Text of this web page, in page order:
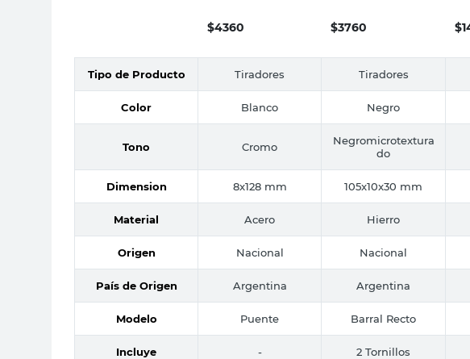
$4360 $3760 $
Tipo de Producto Tiradores Tiradores
Color Blanco Negro
Tono Cromo
Negromicrotextura
do
Dimension 8x128 mm 105x10x30 mm
Material Acero Hierro
Origen Nacional Nacional
País de Origen Argentina Argentina
Modelo Puente Barral Recto
Incluye - 2 Tornillos